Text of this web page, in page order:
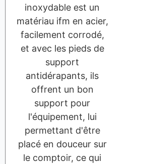
inoxydable est un
matériau ifm en acier,
facilement corrodé,
et avec les pieds de
support
antidérapants, ils
offrent un bon
support pour
l'équipement, lui
permettant d'être
placé en douceur sur
le comptoir, ce qui